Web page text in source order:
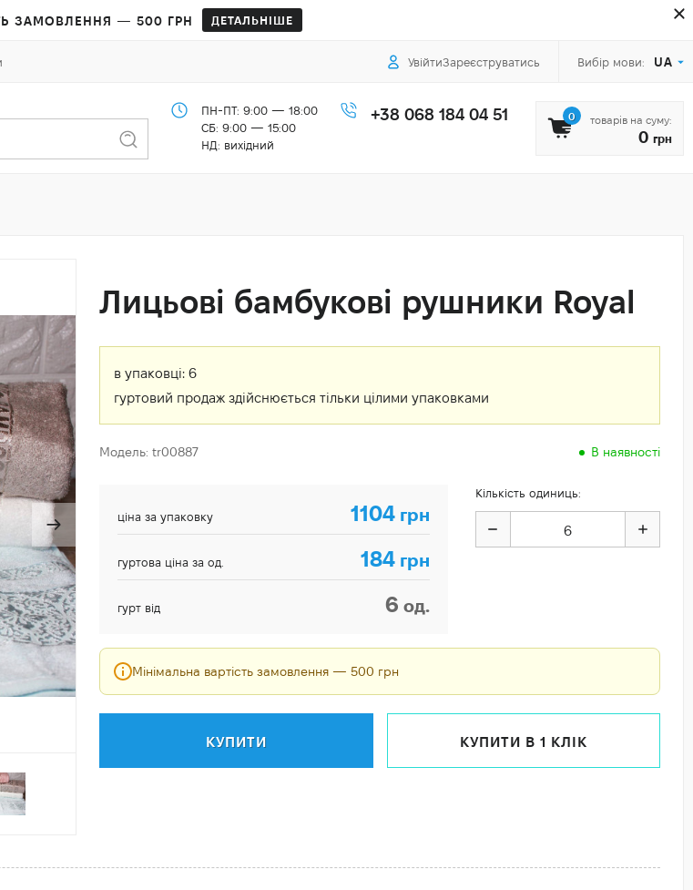
ЗАМОВЛЕННЯ — 500 ГРН ДЕТАЛЬНІШЕ
УвійтиЗареєструватись Вибір мови: UA
ПН-ПТ: 9:00 — 18:00
СБ: 9:00 — 15:00
НД: вихідний
+38 068 184 04 51 0 товарів на суму:
0 грн
Лицьові бамбукові рушники Royal
в упаковці: 6
гуртовий продаж здійснюється тільки цілими упаковками
Модель: tr00887 В наявності
ціна за упаковку 1104 грн
гуртова ціна за од. 184 грн
гурт від 6 од.
Кількість одиниць:
Мінімальна вартість замовлення — 500 грн
КУПИТИ КУПИТИ В 1 КЛІК